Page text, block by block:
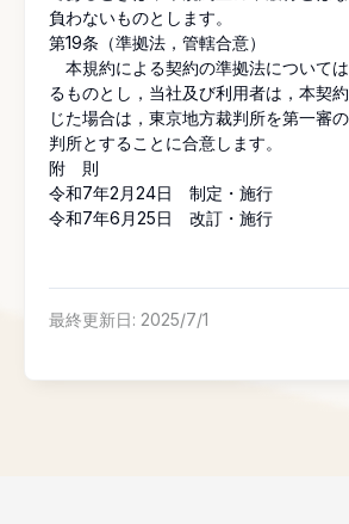
負わないものとします。
第19条（準拠法，管轄合意）
本規約による契約の準拠法について
るものとし，当社及び利用者は，本契
じた場合は，東京地方裁判所を第一審
判所とすることに合意します。
附 則
令和7年2月24日 制定・施行
令和7年6月25日 改訂・施行
最終更新日: 2025/7/1